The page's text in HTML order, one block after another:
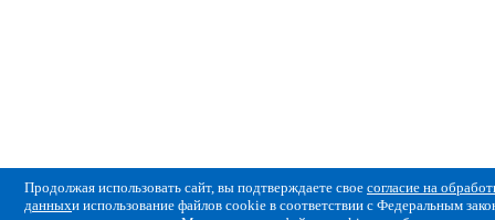
Продолжая использовать сайт, вы подтверждаете свое согласие на
данныхи использование файлов cookie в соответствии с Федеральным